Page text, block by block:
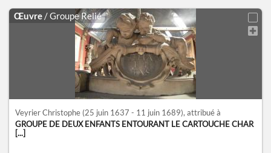
Œuvre / Groupe Relié
Veyrier Christophe (25 juin 1637 - 11 juin 1689), attribué à
GROUPE DE DEUX ENFANTS ENTOURANT LE CARTOUCHE CHAR
[...]